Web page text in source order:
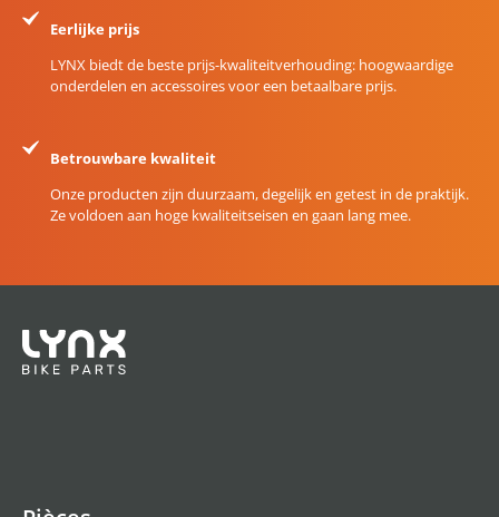
Eerlijke prijs
LYNX biedt de beste prijs-kwaliteitverhouding: hoogwaardige
onderdelen en accessoires voor een betaalbare prijs.
Betrouwbare kwaliteit
Onze producten zijn duurzaam, degelijk en getest in de praktijk.
Ze voldoen aan hoge kwaliteitseisen en gaan lang mee.